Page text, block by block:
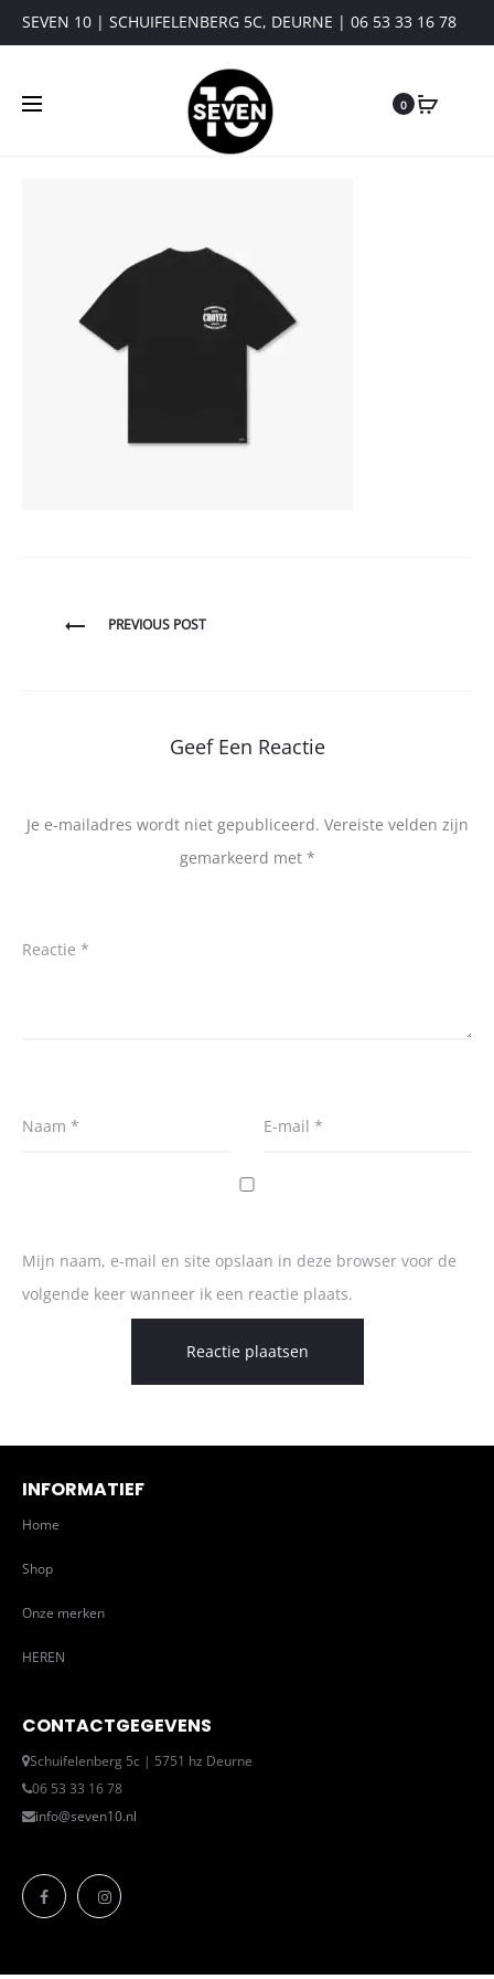
SEVEN 10 | SCHUIFELENBERG 5C, DEURNE | 06 53 33 16 78
0
BerichtPREVIOUS POST
Geef Een Reactie
Je e-mailadres wordt niet gepubliceerd. Vereiste velden zijn
gemarkeerd met *
Reactie *
Naam * E-mail *
Mijn naam, e-mail en site opslaan in deze browser voor de
volgende keer wanneer ik een reactie plaats.
INFORMATIEF
Home
Shop
Onze merken
HEREN
CONTACTGEGEVENS
Schuifelenberg 5c | 5751 hz Deurne
06 53 33 16 78
info@seven10.nl